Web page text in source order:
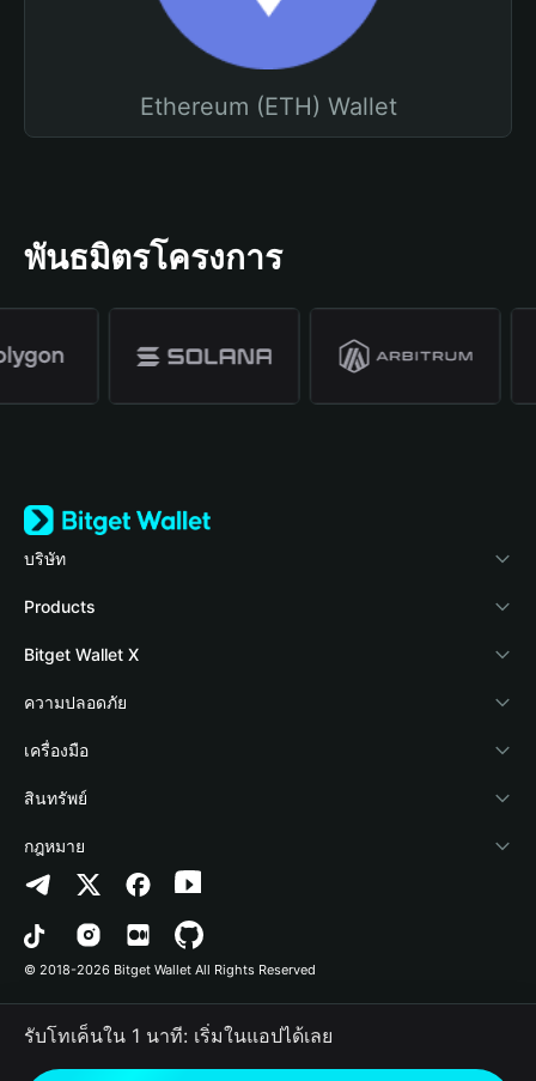
Ethereum (ETH) Wallet
พันธมิตรโครงการ
บริษัท
เกี่ยวกับ Bitget Wallet
Blog
Academy
ข่าวสารด้านคริปโต
ศูนย์ช่วยเหลือ
ติดต่อเรา
ทรัพยากรข้อมูลของแบรนด์
อาชีพ
Products
Crypto Card
Stablecoin Earn
Payfi Crypto
Crypto Swap API
Altcoin Season Index
Prediction Markets
DApp
RWA
Bitget Wallet X
นักพัฒนา
เชื่อมต่อ Wallet
Bitget Wallet Pay
ลิสต์โปรเจกต์
ความปลอดภัย
Protection Fund
เทคโนโลยีความปลอดภัย
เครื่องมือ
ซื้อคริปโต
การตรวจจับการอนุญาต
การตรวจจับสัญญา
การโอนเป็นชุด
สินทรัพย์
Arbitrum
Avalanche
Bitcoin
Polygon
กฎหมาย
นโยบายความเป็นส่วนตัว
ข้อตกลงในการใช้บริการ
© 2018-2026 Bitget Wallet All Rights Reserved
รับโทเค็นใน 1 นาที: เริ่มในแอปได้เลย